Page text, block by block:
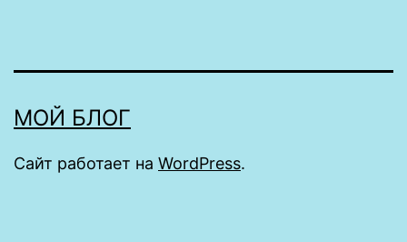
МОЙ БЛОГ
Сайт работает на WordPress.